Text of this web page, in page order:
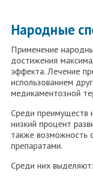
Народные
Применение
достижения
эффекта. Лечение
использованием
медикаментозной
Среди преимуществ
низкий процент
также возможность
препаратами.
Среди них выделяют: